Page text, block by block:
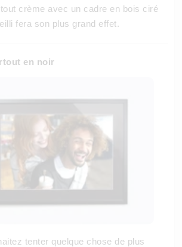
crème avec un cadre en bois ciré
fera son plus grand effet.
en noir
tenter quelque chose de plus